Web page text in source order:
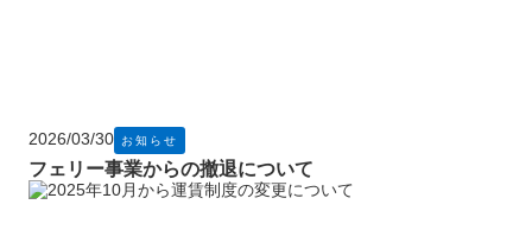
2026/03/30 お知らせ
フェリー事業からの撤退について